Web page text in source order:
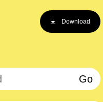
Download
Go